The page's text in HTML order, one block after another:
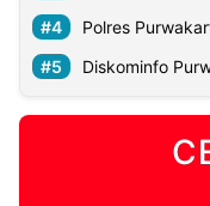
Polres
Diskominfo